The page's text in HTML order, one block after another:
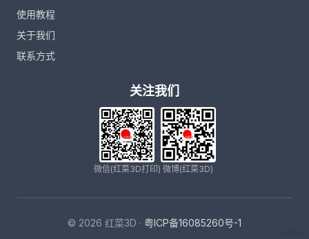
使用教程
关于我们
联系方式
关注我们
微信(红菜3D打印) 微博(红菜3D)
© 2026 红菜3D · 粤ICP备16085260号-1